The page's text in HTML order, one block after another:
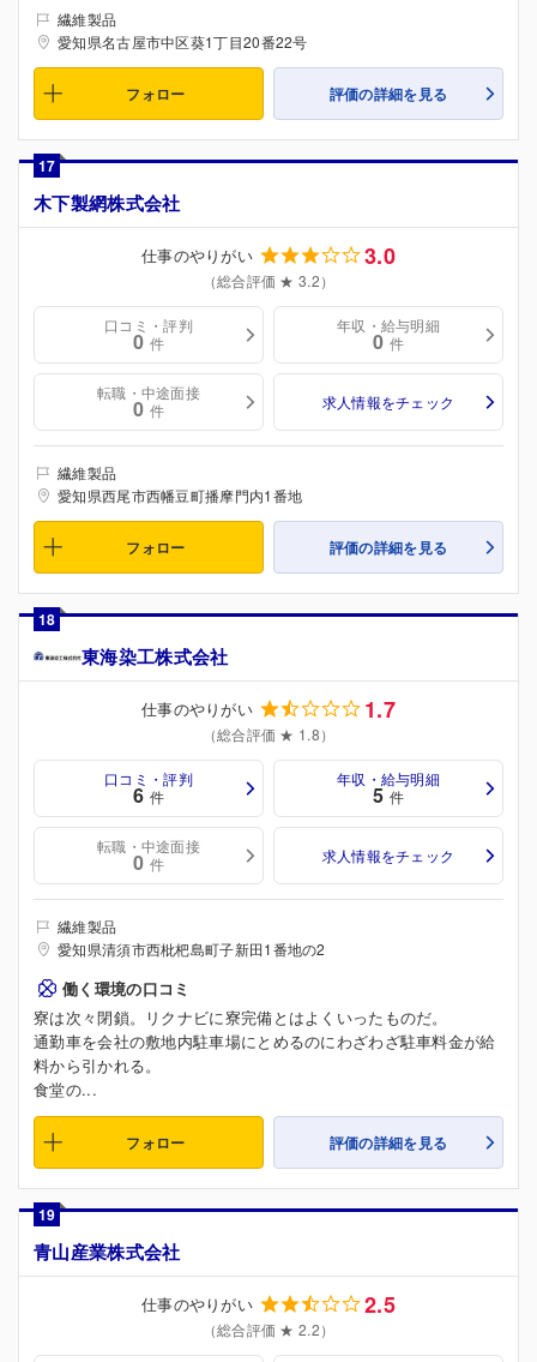
繊維製品
愛知県名古屋市中区葵1丁目20番22号
フォロー 評価の詳細を見る
17
木下製網株式会社
仕事のやりがい 3.0
（総合評価 ★ 3.2）
口コミ・評判
0 件
年収・給与明細
0 件
転職・中途面接
0 件 求人情報をチェック
繊維製品
愛知県西尾市西幡豆町播摩門内1番地
フォロー 評価の詳細を見る
18
東海染工株式会社
仕事のやりがい 1.7
（総合評価 ★ 1.8）
口コミ・評判
6 件
年収・給与明細
5 件
転職・中途面接
0 件 求人情報をチェック
繊維製品
愛知県清須市西枇杷島町子新田1番地の2
働く環境の口コミ
寮は次々閉鎖。リクナビに寮完備とはよくいったものだ。
通勤車を会社の敷地内駐車場にとめるのにわざわざ駐車料金が給
料から引かれる。
食堂の...
フォロー 評価の詳細を見る
19
青山産業株式会社
仕事のやりがい 2.5
（総合評価 ★ 2.2）